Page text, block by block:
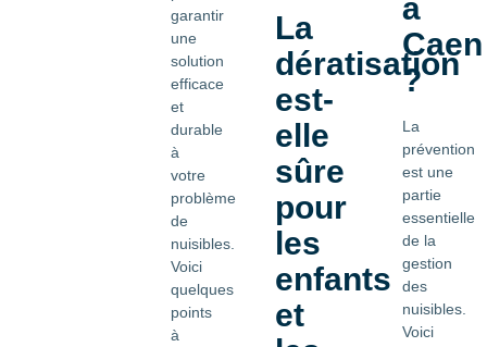
garantir
une
solution
efficace
et
durable
à
votre
problème
de
nuisibles.
Voici
quelques
points
à
La
dératisation
est-
elle
sûre
pour
les
enfants
et
à
Caen
?
La
prévention
est une
partie
essentielle
de la
gestion
des
nuisibles.
Voici